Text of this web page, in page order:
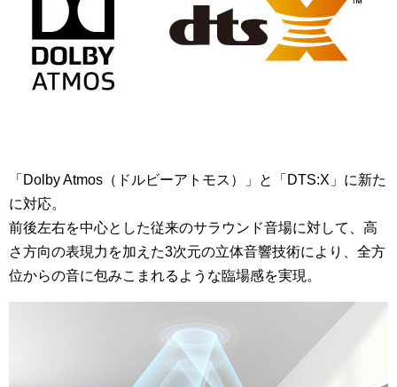
「 Dolby Atmos（ドルビーアトモス） 」と「 DTS:X 」に新た
に対応。
前後左右を中心とした従来のサラウンド音場に対して、高
さ方向の表現力を加えた3次元の立体音響技術により、全方
位からの音に包みこまれるような臨場感を実現。